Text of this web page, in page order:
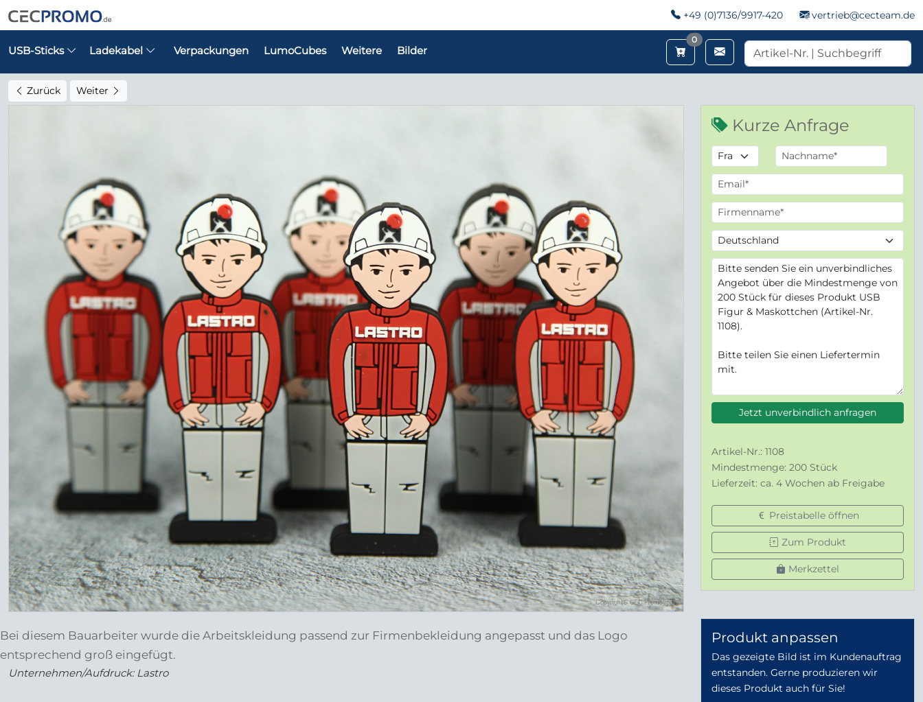
+49 (0)7136/9917-420 vertrieb@cecteam.de
USB-Sticks Ladekabel Verpackungen LumoCubes Weitere Bilder
0Merkzettel
Zurück Weiter
Bei diesem Bauarbeiter wurde die Arbeitskleidung passend zur Firmenbekleidung angepasst und das Logo
entsprechend groß eingefügt.
Unternehmen/Aufdruck: Lastro
Kurze Anfrage
Jetzt unverbindlich anfragen
Artikel-Nr.: 1108
Mindestmenge: 200 Stück
Lieferzeit: ca. 4 Wochen ab Freigabe
Preistabelle öffnen
Zum Produkt
Merkzettel
Produkt anpassen
Das gezeigte Bild ist im Kundenauftrag
entstanden. Gerne produzieren wir
dieses Produkt auch für Sie!